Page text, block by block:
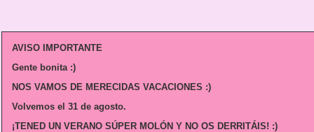
AVISO IMPORTANTE
Gente bonita :)
NOS VAMOS DE MERECIDAS VACACIONES :)
Volvemos el 31 de agosto.
¡TENED UN VERANO SÚPER MOLÓN Y NO OS DERRITÁIS! :)